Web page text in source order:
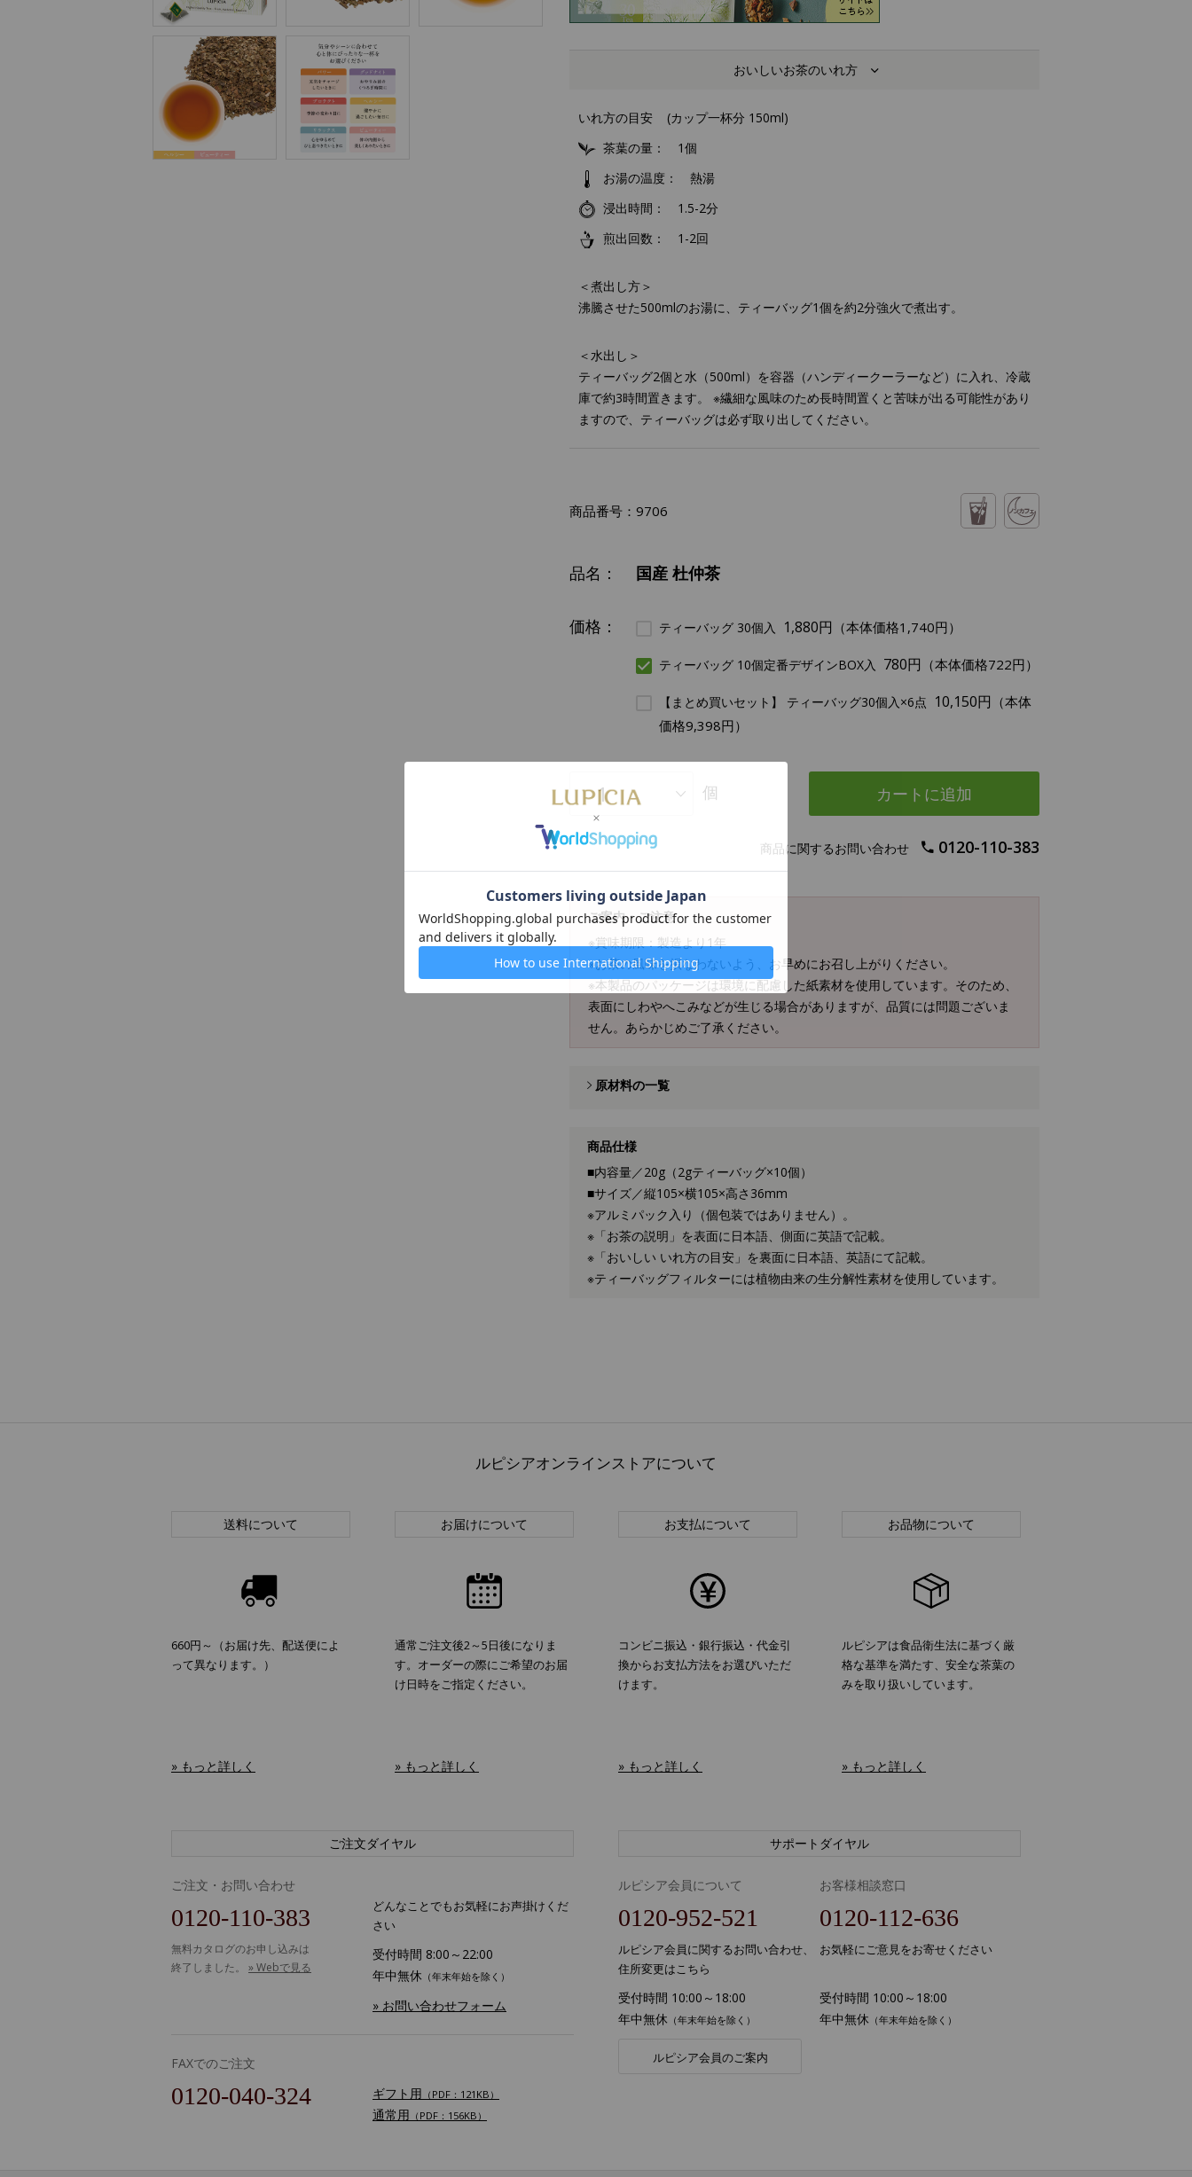
おいしいお茶のいれ方
いれ方の目安
(カップ一杯分 150ml)
茶葉の量
1個
お湯の温度
熱湯
浸出時間
1.5-2分
煎出回数
1-2回
＜煮出し方＞
沸騰させた500mlのお湯に、ティーバッグ1個を約2分強火で煮出す。
＜水出し＞
ティーバッグ2個と水（500ml）を容器（ハンディークーラーなど）に入れ、冷蔵
庫で約3時間置きます。 ※繊細な風味のため長時間置くと苦味が出る可能性があり
ますので、ティーバッグは必ず取り出してください。
商品番号： 9706
品名： 国産 杜仲茶
価格： ティーバッグ 30個入 1,880円 （本体価格1,740円）
ティーバッグ 10個定番デザインBOX入 780円 （本体価格722円）
【まとめ買いセット】 ティーバッグ30個入×6点 10,150円 （本体
価格9,398円）
個 カートに追加
商品に関するお問い合わせ 0120-110-383
ご案内・ご注意
※賞味期限：製造より1年
※お茶の風味を損なわないよう、お早めにお召し上がりください。
※本製品のパッケージは環境に配慮した紙素材を使用しています。そのため、
表面にしわやへこみなどが生じる場合がありますが、品質には問題ございま
せん。あらかじめご了承ください。
原材料の一覧
商品仕様
■内容量／20g（2gティーバッグ×10個）
■サイズ／縦105×横105×高さ36mm
※アルミパック入り（個包装ではありません）。
※「お茶の説明」を表面に日本語、側面に英語で記載。
※「おいしい いれ方の目安」を裏面に日本語、英語にて記載。
※ティーバッグフィルターには植物由来の生分解性素材を使用しています。
ルピシアオンラインストアについて
送料について
660円～（お届け先、配送便によ
って異なります。）
» もっと詳しく
お届けについて
通常ご注文後2～5日後になりま
す。オーダーの際にご希望のお届
け日時をご指定ください。
» もっと詳しく
お支払について
コンビニ振込・銀行振込・代金引
換からお支払方法をお選びいただ
けます。
» もっと詳しく
お品物について
ルピシアは食品衛生法に基づく厳
格な基準を満たす、安全な茶葉の
みを取り扱いしています。
» もっと詳しく
ご注文ダイヤル
ご注文・お問い合わせ
0120-110-383
無料カタログのお申し込みは
終了しました。 » Webで見る
どんなことでもお気軽にお声掛けくだ
さい
受付時間 8:00～22:00
年中無休 （年末年始を除く）
» お問い合わせフォーム
FAXでのご注文
0120-040-324 ギフト用 （PDF：121KB）
通常用 （PDF：156KB）
サポートダイヤル
ルピシア会員について
0120-952-521
ルピシア会員に関するお問い合わせ、
住所変更はこちら
受付時間 10:00～18:00
年中無休 （年末年始を除く）
ルピシア会員のご案内
お客様相談窓口
0120-112-636
お気軽にご意見をお寄せください
受付時間 10:00～18:00
年中無休 （年末年始を除く）